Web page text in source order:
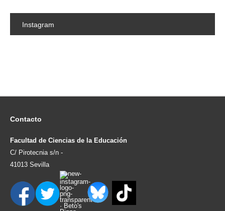
Instagram
Contacto
Facultad de Ciencias de la Educación
C/ Pirotecnia s/n -
41013 Sevilla